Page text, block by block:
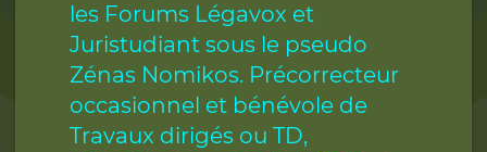
les Forums Légavox et
Juristudiant sous le pseudo
Zénas Nomikos. Précorrecteur
occasionnel et bénévole de
Travaux dirigés ou TD,